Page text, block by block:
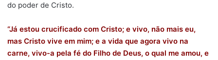
do poder de Cristo.
“Já estou crucificado com Cristo; e vivo, não mais eu,
mas Cristo vive em mim; e a vida que agora vivo na
carne, vivo-a pela fé do Filho de Deus, o qual me amou, e